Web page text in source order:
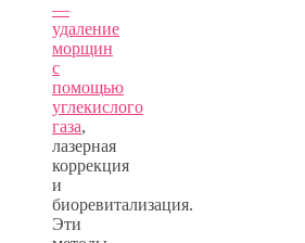
—
удаление
морщин
с
помощью
углекислого
газа,
лазерная
коррекция
и
биоревитализация.
Эти